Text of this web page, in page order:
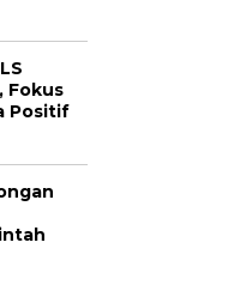
Fokus
Positif